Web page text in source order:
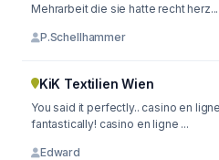
Mehrarbeit die sie hatte recht herz...
P.Schellhammer
KiK Textilien Wien
You said it perfectly.. casino en
fantastically! casino en ligne ...
Edward